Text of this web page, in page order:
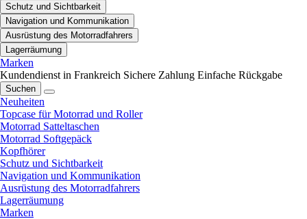
Schutz und Sichtbarkeit
Navigation und Kommunikation
Ausrüstung des Motorradfahrers
Lagerräumung
Marken
Kundendienst in Frankreich Sichere Zahlung Einfache Rückgabe
Suchen
Neuheiten
Topcase für Motorrad und Roller
Motorrad Satteltaschen
Motorrad Softgepäck
Kopfhörer
Schutz und Sichtbarkeit
Navigation und Kommunikation
Ausrüstung des Motorradfahrers
Lagerräumung
Marken